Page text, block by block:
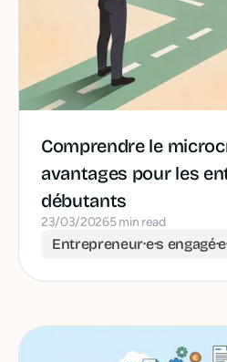
Comprendre le
avantages pour les
débutants
23/03/20265 min read
Entrepreneur·e·s